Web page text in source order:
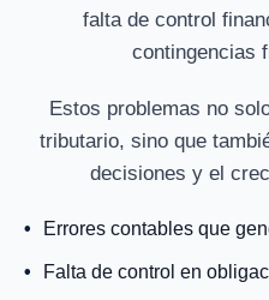
falta de control
contingencias
Estos problemas no
tributario, sino que
decisiones y el
Errores contables que
Falta de control en